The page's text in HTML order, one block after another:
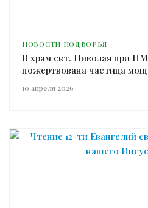
НОВОСТИ ПОДВОРЬЯ
В храм свт. Николая при
пожертвована частица
10 апреля 2026